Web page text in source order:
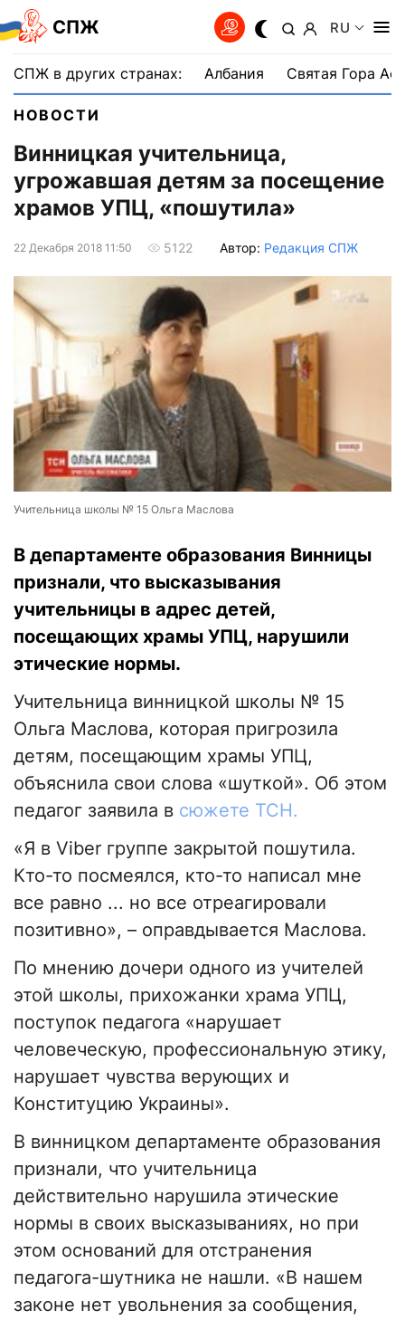
СПЖ RU
СПЖ в других странах: Албания Святая Гора
НОВОСТИ
Винницкая учительница,
угрожавшая детям за посещение
храмов УПЦ, «пошутила»
22 Декабря 2018 11:50 5122 Автор: Редакция СПЖ
Учительница школы № 15 Ольга Маслова
В департаменте образования Винницы
признали, что высказывания
учительницы в адрес детей,
посещающих храмы УПЦ, нарушили
этические нормы.
Учительница винницкой школы № 15
Ольга Маслова, которая пригрозила
детям, посещающим храмы УПЦ,
объяснила свои слова «шуткой». Об этом
педагог заявила в сюжете ТСН.
«Я в Viber группе закрытой пошутила.
Кто-то посмеялся, кто-то написал мне
все равно ... но все отреагировали
позитивно», – оправдывается Маслова.
По мнению дочери одного из учителей
этой школы, прихожанки храма УПЦ,
поступок педагога «нарушает
человеческую, профессиональную этику,
нарушает чувства верующих и
Конституцию Украины».
В винницком департаменте образования
признали, что учительница
действительно нарушила этические
нормы в своих высказываниях, но при
этом оснований для отстранения
педагога-шутника не нашли. «В нашем
законе нет увольнения за сообщения,